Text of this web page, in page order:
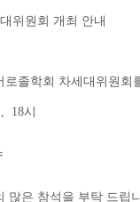
위원회 개최 안내
로졸학회 차세대위원회
18시
많은 참석을 부탁 드립